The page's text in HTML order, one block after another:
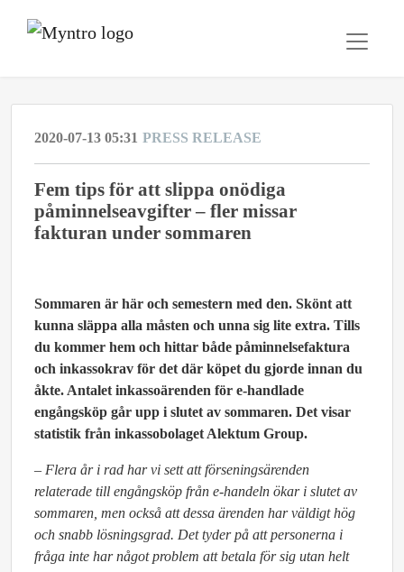
2020-07-13 05:31 PRESS RELEASE
Fem tips för att slippa onödiga
påminnelseavgifter – fler missar
fakturan under sommaren
Sommaren är här och semestern med den. Skönt att
kunna släppa alla måsten och unna sig lite extra. Tills
du kommer hem och hittar både påminnelsefaktura
och inkassokrav för det där köpet du gjorde innan du
åkte. Antalet inkassoärenden för e-handlade
engångsköp går upp i slutet av sommaren. Det visar
statistik från inkassobolaget Alektum Group.
– Flera år i rad har vi sett att förseningsärenden
relaterade till engångsköp från e-handeln ökar i slutet av
sommaren, men också att dessa ärenden har väldigt hög
och snabb lösningsgrad. Det tyder på att personerna i
fråga inte har något problem att betala för sig utan helt